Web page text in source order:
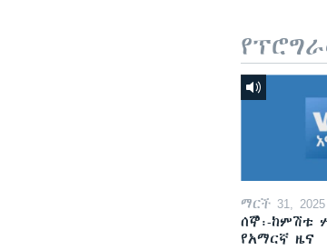
ማርች 31, 2025
ሰኞ፡-ከምሽቱ
የአማርኛ ዜና